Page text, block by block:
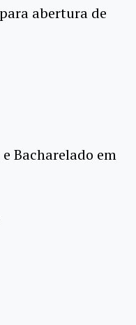
abertura de
Bacharelado em